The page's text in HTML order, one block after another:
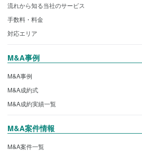
流れから知る当社のサービス
手数料・料金
対応エリア
M&A事例
M&A事例
M&A成約式
M&A成約実績一覧
M&A案件情報
M&A案件一覧